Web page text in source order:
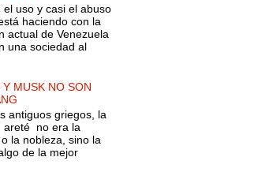
el uso y casi el abuso
haciendo con la
actual de Venezuela
una sociedad al
MUSK NO SON
antiguos griegos, la
areté no era la
la nobleza, sino la
de la mejor